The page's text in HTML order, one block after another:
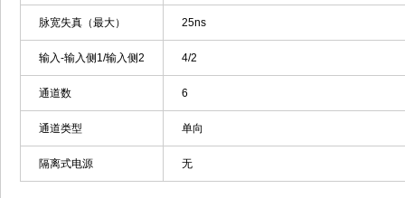
脉宽失真（最大） 25ns
输入-输入侧1/输入侧2 4/2
通道数 6
通道类型 单向
隔离式电源 无